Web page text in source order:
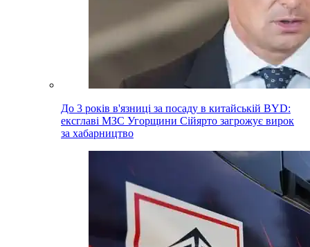
До 3 років в'язниці за посаду в китайській BYD:
ексглаві МЗС Угорщини Сійярто загрожує вирок
за хабарництво